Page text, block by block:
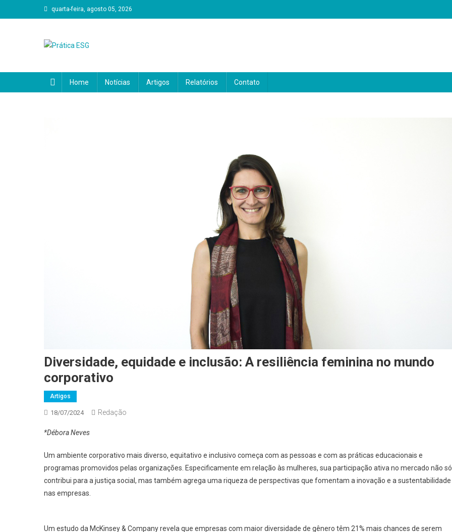
to
quarta-feira, agosto 05, 2026
Home Notícias Artigos Relatórios Contato
Diversidade, equidade e inclusão: A resiliência feminina no mundo
corporativo
Artigos
18/07/2024 Redação
*Débora Neves
Um ambiente corporativo mais diverso, equitativo e inclusivo começa com as pessoas e com as práticas educacionais e
programas promovidos pelas organizações. Especificamente em relação às mulheres, sua participação ativa no mercado não só
contribui para a justiça social, mas também agrega uma riqueza de perspectivas que fomentam a inovação e a sustentabilidade
nas empresas.
Um estudo da McKinsey & Company revela que empresas com maior diversidade de gênero têm 21% mais chances de serem